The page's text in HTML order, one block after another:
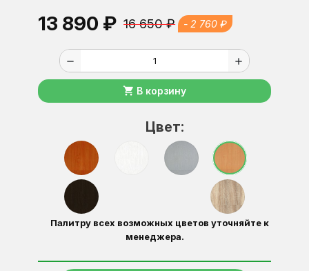
13 890 ₽ 16 650 ₽ - 2 760 ₽
remove add
shopping_cart В корзину
Цвет:
Палитру всех возможных цветов уточняйте к
менеджера.